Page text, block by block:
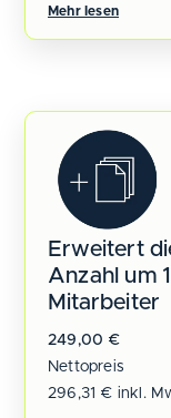
Mehr lesen
Erweitert
Anzahl um
Mitarbeiter
249,00 €
Nettopreis
296,31 € inkl.